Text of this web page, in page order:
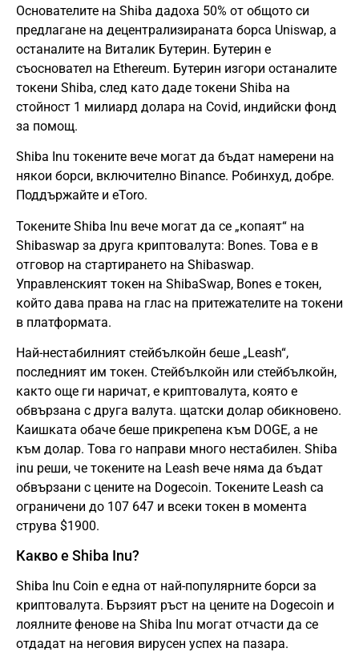
Основателите на Shiba дадоха 50% от общото си
предлагане на децентрализираната борса Uniswap, а
останалите на Виталик Бутерин. Бутерин е
съосновател на Ethereum. Бутерин изгори останалите
токени Shiba, след като даде токени Shiba на
стойност 1 милиард долара на Covid, индийски фонд
за помощ.
Shiba Inu токените вече могат да бъдат намерени на
някои борси, включително Binance. Робинхуд, добре.
Поддържайте и eToro.
Токените Shiba Inu вече могат да се „копаят“ на
Shibaswap за друга криптовалута: Bones. Това е в
отговор на стартирането на Shibaswap.
Управленският токен на ShibaSwap, Bones е токен,
който дава права на глас на притежателите на токени
в платформата.
Най-нестабилният стейбълкойн беше „Leash“,
последният им токен. Стейбълкойн или стейбълкойн,
както още ги наричат, е криптовалута, която е
обвързана с друга валута. щатски долар обикновено.
Каишката обаче беше прикрепена към DOGE, а не
към долар. Това го направи много нестабилен. Shiba
inu реши, че токените на Leash вече няма да бъдат
обвързани с цените на Dogecoin. Токените Leash са
ограничени до 107 647 и всеки токен в момента
струва $1900.
Какво е Shiba Inu?
Shiba Inu Coin е една от най-популярните борси за
криптовалута. Бързият ръст на цените на Dogecoin и
лоялните фенове на Shiba Inu могат отчасти да се
отдадат на неговия вирусен успех на пазара.